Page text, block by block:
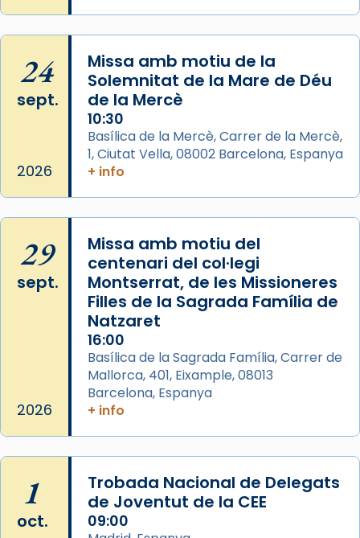
Foto
View on Facebook · Share
24
sept.
2026
Missa amb motiu de la
Solemnitat de la Mare de Déu
de la Mercè
10:30
Basílica de la Mercè, Carrer de la Mercè,
1, Ciutat Vella, 08002 Barcelona, Espanya
+ info
29
sept.
2026
Missa amb motiu del
centenari del col·legi
Montserrat, de les Missioneres
Filles de la Sagrada Família de
Natzaret
16:00
Basílica de la Sagrada Família, Carrer de
Mallorca, 401, Eixample, 08013
Barcelona, Espanya
+ info
1
oct.
Trobada Nacional de Delegats
de Joventut de la CEE
09:00